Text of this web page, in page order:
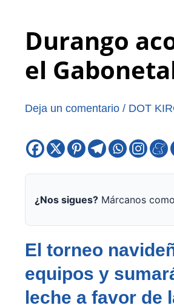
Durango
el
Deja un comentario / DOT
¿Nos sigues?Márcanos
El torneo
equipos y
leche a favor de